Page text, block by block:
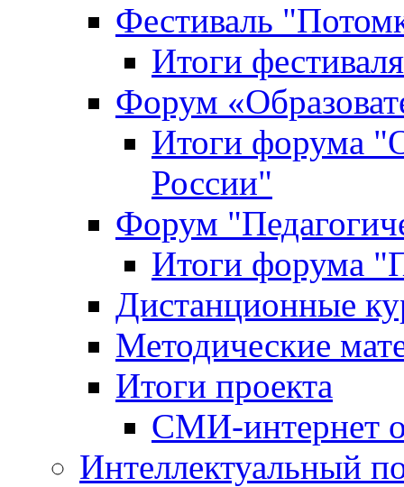
Фестиваль
Итоги
Форум
Итоги форума
России"
Форум
Итоги форума
Дистанционные
Методические
Итоги проекта
СМИ-интернет
Интеллектуальный